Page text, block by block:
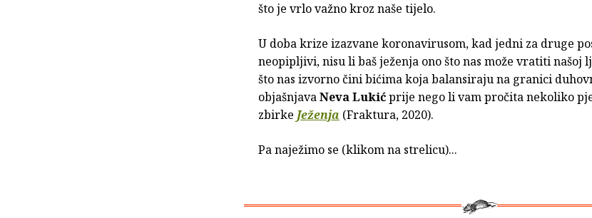
što je vrlo važno kroz naše tijelo.
U doba krize izazvane koronavirusom, kad jedni za druge
neopipljivi, nisu li baš ježenja ono što nas može vratiti našoj
što nas izvorno čini bićima koja balansiraju na granici
objašnjavaNeva Lukićprije nego li vam pročita nekoliko
zbirke Ježenja (Fraktura, 2020).
Pa naježimo se (klikom na strelicu)...